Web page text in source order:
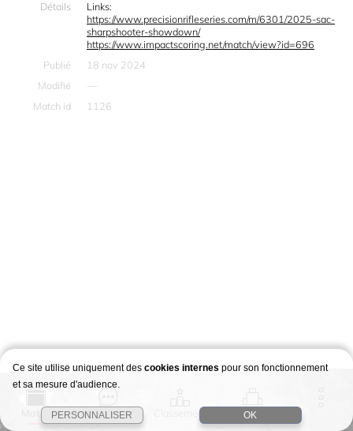
Détails
Links:
https://www.precisionrifleseries.com/m/6301/2025-sac-
sharpshooter-showdown/
https://www.impactscoring.net/match/view?id=696
Publié
18 nov 2024
Modifié
—
Match id
1126
Match Story Classement Stages
Ce site utilise uniquement des cookies internes pour son fonctionnement
et sa mesure d'audience.
PERSONNALISER OK